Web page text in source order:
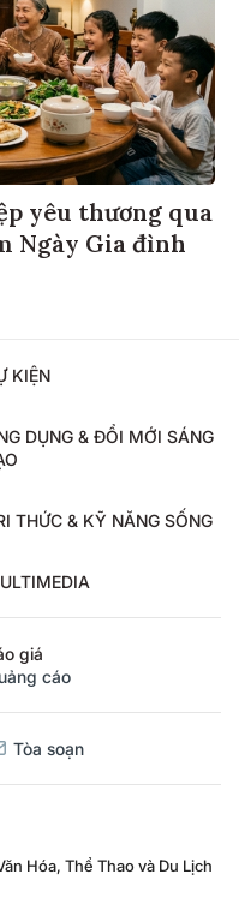
yêu thương qua
Ngày Gia đình
KIỆN
DỤNG & ĐỔI MỚI SÁNG
THỨC & KỸ NĂNG SỐNG
giá
cáo
Tòa soạn
Hóa, Thể Thao và Du Lịch